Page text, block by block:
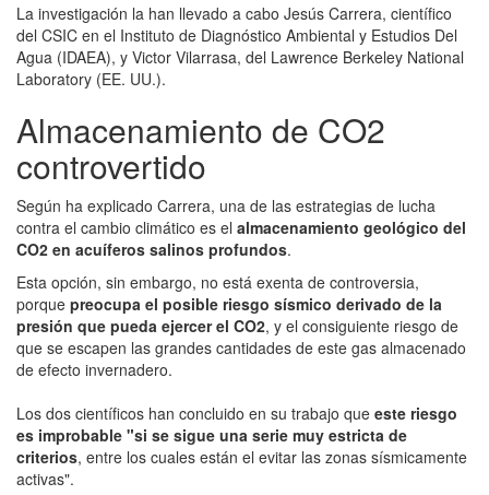
La investigación la han llevado a cabo Jesús Carrera, científico
del CSIC en el Instituto de Diagnóstico Ambiental y Estudios Del
Agua (IDAEA), y Victor Vilarrasa, del Lawrence Berkeley National
Laboratory (EE. UU.).
Almacenamiento de CO2
controvertido
Según ha explicado Carrera, una de las estrategias de lucha
contra el cambio climático es el almacenamiento geológico del
CO2 en acuíferos salinos profundos.
Esta opción, sin embargo, no está exenta de controversia,
porque preocupa el posible riesgo sísmico derivado de la
presión que pueda ejercer el CO2, y el consiguiente riesgo de
que se escapen las grandes cantidades de este gas almacenado
de efecto invernadero.
Los dos científicos han concluido en su trabajo que este riesgo
es improbable "si se sigue una serie muy estricta de
criterios, entre los cuales están el evitar las zonas sísmicamente
activas".